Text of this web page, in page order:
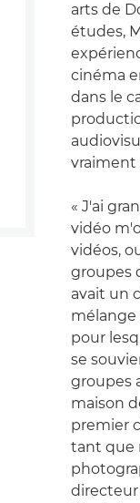
arts de
études,
cinéma
dans le
vraiment
« J'ai
vidéo
vidéos,
groupes
avait un
mélange
pour
se
groupes
maison
premier
tant que